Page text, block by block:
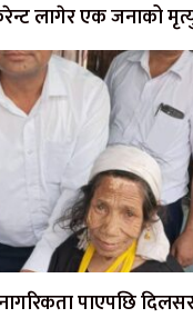
लागेर एक जनाको
पाएपछि